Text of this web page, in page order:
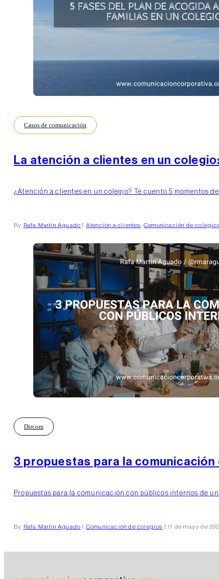
Casos de comunicación
La atención a clientes en un
¿Atención a clientes en un colegio? Te cuento 5 momentos
By Rafa Martín Aguado Atención a clientes ,Comunicación de
Dircom
3 propuestas para la
Propuestas para la comunicación con públicos internos de
By Rafa Martín Aguado Comunicación de colegios | 11 de mayo de